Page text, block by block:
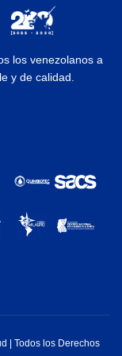
los venezolanos a
y de calidad.
| Todos los Derechos